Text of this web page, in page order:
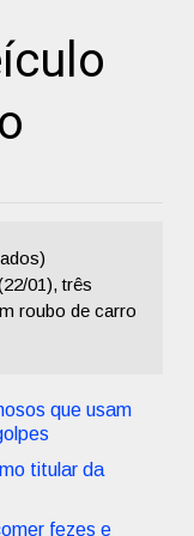
01), três
roubo de carro
que usam
titular da
fezes e